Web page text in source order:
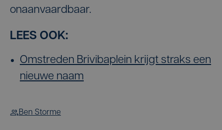
onaanvaardbaar.
LEES OOK:
Omstreden Brivibaplein krijgt straks een
nieuwe naam
Ben Storme